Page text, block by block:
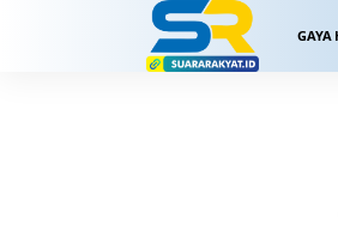
GAYA